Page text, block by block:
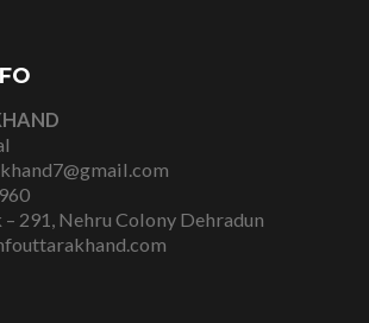
– 291, Nehru Colony Dehradun